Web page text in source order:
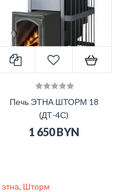
Печь ЭТНА ШТОРМ 18
(ДТ-4С)
1 650 BYN
этна, Шторм